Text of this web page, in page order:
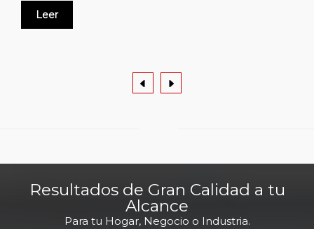
Leer
Resultados de Gran Calidad a tu
Alcance
Para tu Hogar, Negocio o Industria.